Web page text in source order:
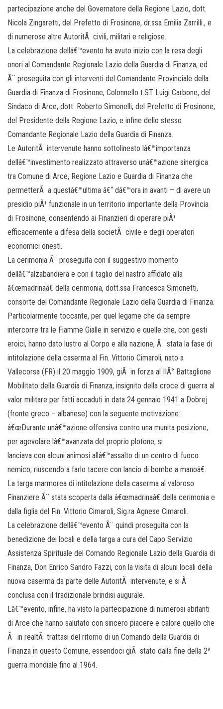
partecipazione anche del Governatore della Regione Lazio, dott.
Nicola Zingaretti, del Prefetto di Frosinone, dr.ssa Emilia Zarrilli., e
di numerose altre AutoritÃ civili, militari e religiose.
La celebrazione dellâ€™evento ha avuto inizio con la resa degli
onori al Comandante Regionale Lazio della Guardia di Finanza, ed
Ã¨ proseguita con gli interventi del Comandante Provinciale della
Guardia di Finanza di Frosinone, Colonnello t.ST Luigi Carbone, del
Sindaco di Arce, dott. Roberto Simonelli, del Prefetto di Frosinone,
del Presidente della Regione Lazio, e infine dello stesso
Comandante Regionale Lazio della Guardia di Finanza.
Le AutoritÃ intervenute hanno sottolineato lâ€™importanza
dellâ€™investimento realizzato attraverso unâ€™azione sinergica
tra Comune di Arce, Regione Lazio e Guardia di Finanza che
permetterÃ a questâ€™ultima â€“ dâ€™ora in avanti – di avere un
presidio piÃ¹ funzionale in un territorio importante della Provincia
di Frosinone, consentendo ai Finanzieri di operare piÃ¹
efficacemente a difesa della societÃ civile e degli operatori
economici onesti.
La cerimonia Ã¨ proseguita con il suggestivo momento
dellâ€™alzabandiera e con il taglio del nastro affidato alla
â€œmadrinaâ€ della cerimonia, dott.ssa Francesca Simonetti,
consorte del Comandante Regionale Lazio della Guardia di Finanza.
Particolarmente toccante, per quel legame che da sempre
intercorre tra le Fiamme Gialle in servizio e quelle che, con gesti
eroici, hanno dato lustro al Corpo e alla nazione, Ã¨ stata la fase di
intitolazione della caserma al Fin. Vittorio Cimaroli, nato a
Vallecorsa (FR) il 20 maggio 1909, giÃ in forza al IIÂ° Battaglione
Mobilitato della Guardia di Finanza, insignito della croce di guerra al
valor militare per fatti accaduti in data 24 gennaio 1941 a Dobrej
(fronte greco – albanese) con la seguente motivazione:
â€œDurante unâ€™azione offensiva contro una munita posizione,
per agevolare lâ€™avanzata del proprio plotone, si
lanciava con alcuni animosi allâ€™assalto di un centro di fuoco
nemico, riuscendo a farlo tacere con lancio di bombe a manoâ€.
La targa marmorea di intitolazione della caserma al valoroso
Finanziere Ã¨ stata scoperta dalla â€œmadrinaâ€ della cerimonia e
dalla figlia del Fin. Vittorio Cimaroli, Sig.ra Agnese Cimaroli.
La celebrazione dellâ€™evento Ã¨ quindi proseguita con la
benedizione dei locali e della targa a cura del Capo Servizio
Assistenza Spirituale del Comando Regionale Lazio della Guardia di
Finanza, Don Enrico Sandro Fazzi, con la visita di alcuni locali della
nuova caserma da parte delle AutoritÃ intervenute, e si Ã¨
conclusa con il tradizionale brindisi augurale.
Lâ€™evento, infine, ha visto la partecipazione di numerosi abitanti
di Arce che hanno salutato con sincero piacere e calore quello che
Ã¨ in realtÃ trattasi del ritorno di un Comando della Guardia di
Finanza in questo Comune, essendoci giÃ stato dalla fine della 2^
guerra mondiale fino al 1964.